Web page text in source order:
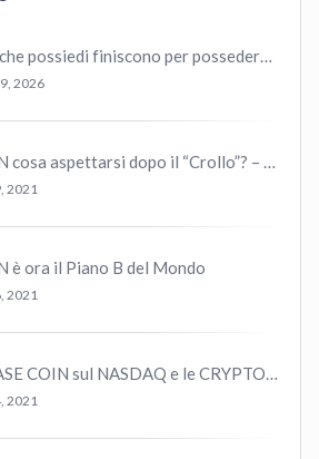
Le cose che possiedi finiscono per possedere te
2026
BITCOIN cosa aspettarsi dopo il “Crollo”? – CryptoMonday NEWS w16/’21
2021
è ora il Piano B del Mondo
2021
COINBASE COIN sul NASDAQ e le CRYPTO volano!
2021